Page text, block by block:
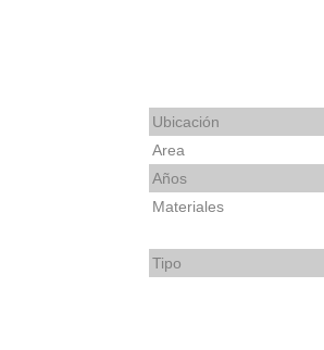
Ubicación
Area
Años
Materiales
Tipo